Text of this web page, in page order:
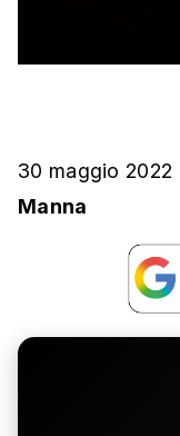
30 maggio 2022
Manna